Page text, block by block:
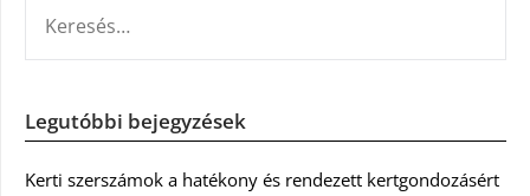
Legutóbbi bejegyzések
Kerti szerszámok a hatékony és rendezett kertgondozásért